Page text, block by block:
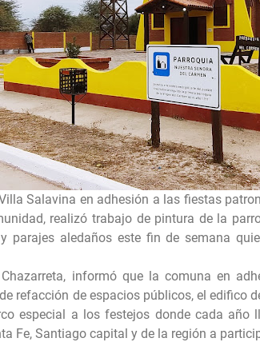
Salavina en adhesión a las fiestas
realizó trabajo de pintura de la
parajes aledaños este fin de semana
informó que la comuna en
refacción de espacios públicos, el edifico
especial a los festejos donde cada año
Fe, Santiago capital y de la región a